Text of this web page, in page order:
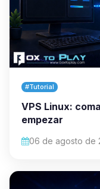
#Tutorial
VPS Linux:
empezar
06 de agosto de